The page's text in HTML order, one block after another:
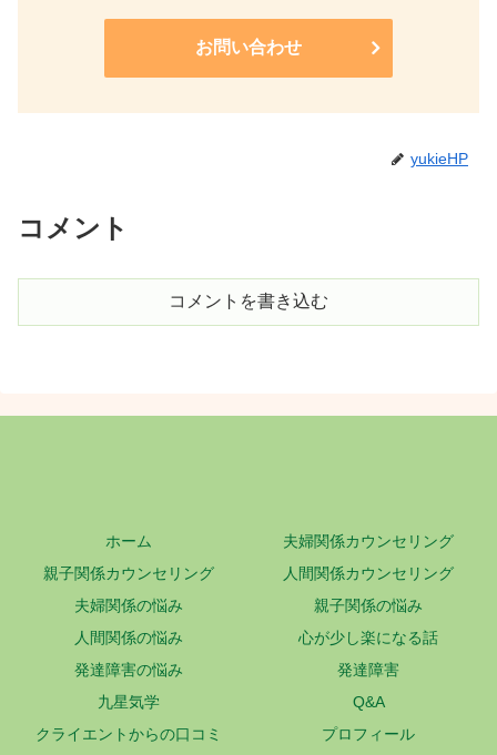
お問い合わせ
yukieHP
コメント
コメントを書き込む
ホーム
夫婦関係カウンセリング
親子関係カウンセリング
人間関係カウンセリング
夫婦関係の悩み
親子関係の悩み
人間関係の悩み
心が少し楽になる話
発達障害の悩み
発達障害
九星気学
Q&A
クライエントからの口コミ
プロフィール